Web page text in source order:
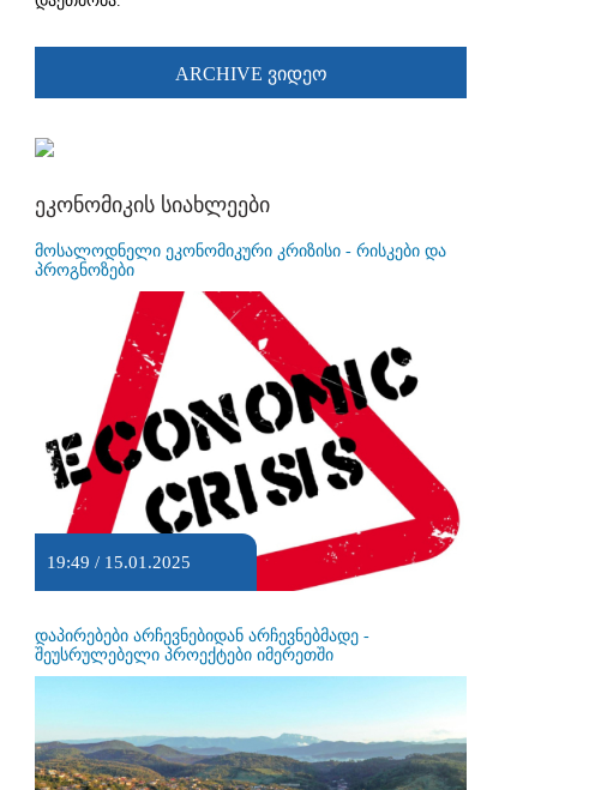
ARCHIVE ვიდეო
ეკონომიკის სიახლეები
მოსალოდნელი ეკონომიკური კრიზისი - რისკები და
პროგნოზები
19:49 / 15.01.2025
დაპირებები არჩევნებიდან არჩევნებმადე -
შეუსრულებელი პროექტები იმერეთში